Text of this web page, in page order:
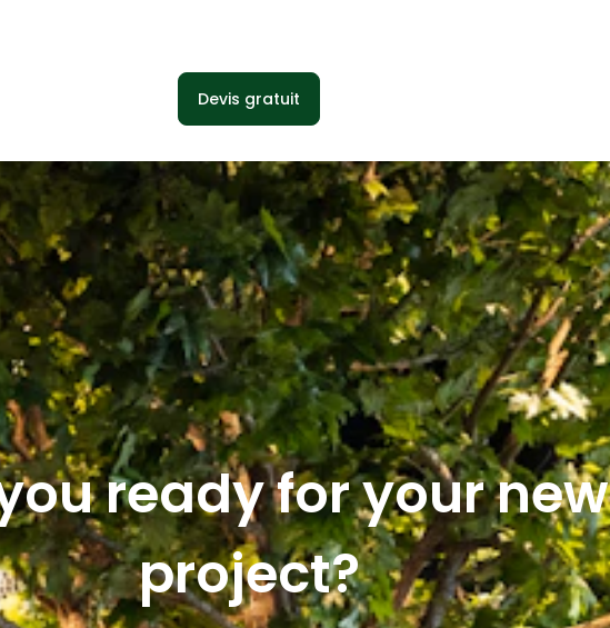
Devis gratuit
ready for your new
project?